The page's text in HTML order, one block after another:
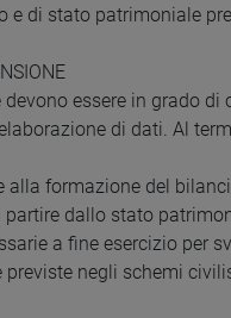
e di stato patrimoniale
essere in grado
di dati. Al
formazione del
dallo stato
a fine esercizio per
negli schemi